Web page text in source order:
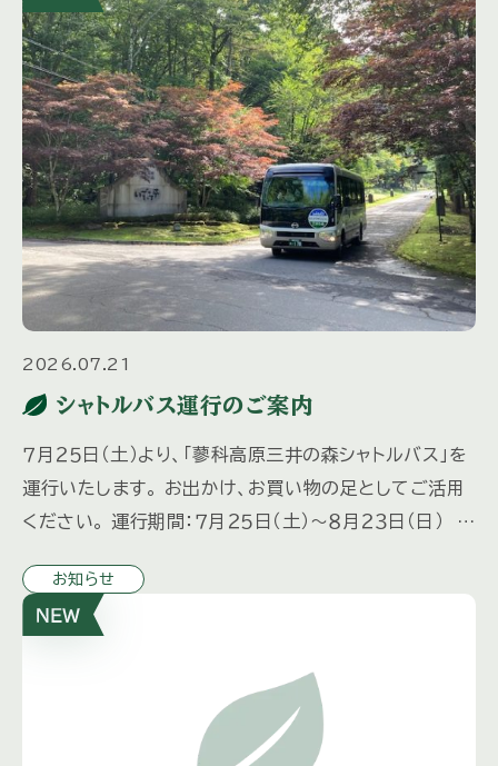
2026.07.21
シャトルバス運行のご案内
７月２５日（土）より、「蓼科高原三井の森シャトルバス」を
運行いたします。 お出かけ、お買い物の足としてご活用
ください。 運行期間：７月２５日（土）～８月２３日（日） 毎
お知らせ